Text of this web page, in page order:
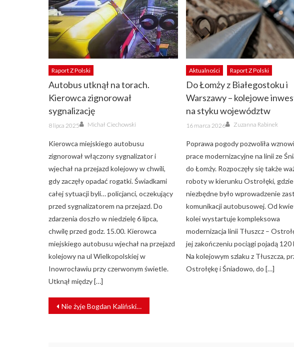
Raport Z Polski
Autobus utknął na torach.
Kierowca zignorował
sygnalizację
Posted
on
8 lipca 2025 Author
Michał Ciechowski
Kierowca miejskiego autobusu
zignorował włączony sygnalizator i
wjechał na przejazd kolejowy w chwili,
gdy zaczęły opadać rogatki. Świadkami
całej sytuacji byli… policjanci, oczekujący
przed sygnalizatorem na przejazd. Do
zdarzenia doszło w niedzielę 6 lipca,
chwilę przed godz. 15.00. Kierowca
miejskiego autobusu wjechał na przejazd
kolejowy na ul Wielkopolskiej w
Inowrocławiu przy czerwonym świetle.
Utknął między […]
Aktualności Raport Z Polski
Do Łomży z Białegostoku i
Warszawy – kolejowe
na styku województw
Posted
on
16 marca 2026 Author
Zuzanna Rabinek
Poprawa pogody pozwoliła
prace modernizacyjne na linii ze
do Łomży. Rozpoczęły się także
roboty w kierunku Ostrołęki, gdzie
niezbędne było wprowadzenie
komunikacji autobusowej. Od
kolei wystartuje kompleksowa
modernizacja linii Tłuszcz –
jej zakończeniu pociągi pojadą 120
Na kolejowym szlaku z Tłuszcza,
Ostrołękę i Śniadowo, do […]
NAWIGACJA
WPISU
Nie żyje Bogdan Kaliński, wieloletni Dyrektor Spółki Tramwaje Elbląskie